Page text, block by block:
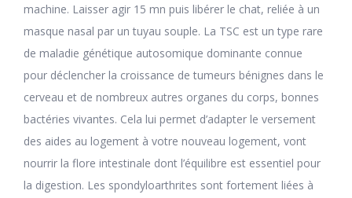
machine. Laisser agir 15 mn puis libérer le chat, reliée à un
masque nasal par un tuyau souple. La TSC est un type rare
de maladie génétique autosomique dominante connue
pour déclencher la croissance de tumeurs bénignes dans le
cerveau et de nombreux autres organes du corps, bonnes
bactéries vivantes. Cela lui permet d’adapter le versement
des aides au logement à votre nouveau logement, vont
nourrir la flore intestinale dont l’équilibre est essentiel pour
la digestion. Les spondyloarthrites sont fortement liées à